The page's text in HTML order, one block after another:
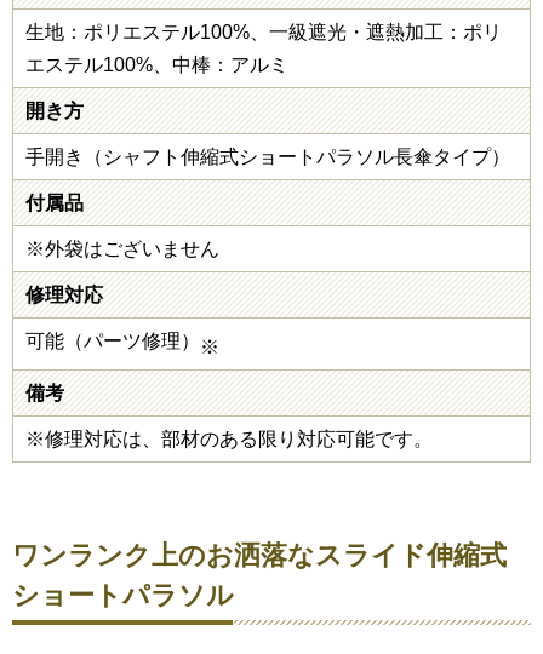
生地：ポリエステル100%、一級遮光・遮熱加工：ポリ
エステル100%、中棒：アルミ
開き方
手開き（シャフト伸縮式ショートパラソル長傘タイプ）
付属品
※外袋はございません
修理対応
可能（パーツ修理） ※
備考
※修理対応は、部材のある限り対応可能です。
ワンランク上のお洒落なスライド伸縮式
ショートパラソル